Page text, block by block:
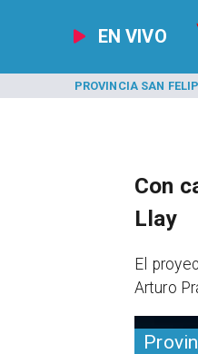
EN VIVO
PROVINCIA SAN
Con
Llay
​El
Arturo